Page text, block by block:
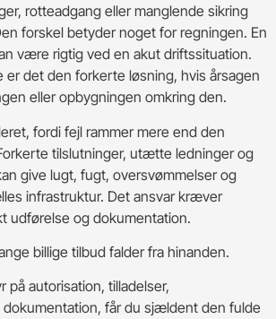
rotteadgang eller manglende sikring
forskel betyder noget for regningen. En
være rigtig ved en akut driftssituation.
er det den forkerte løsning, hvis årsagen
eller opbygningen omkring den.
fordi fejl rammer mere end den
tilslutninger, utætte ledninger og
give lugt, fugt, oversvømmelser og
infrastruktur. Det ansvar kræver
udførelse og dokumentation.
billige tilbud falder fra hinanden.
på autorisation, tilladelser,
får du sjældent den fulde